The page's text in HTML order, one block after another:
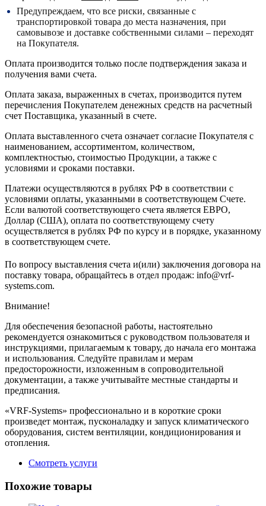
Предупреждаем, что все риски, связанные с
транспортировкой товара до места назначения, при
самовывозе и доставке собственными силами – переходят
на Покупателя.
Оплата производится только после подтверждения заказа и
получения вами счета.
Оплата заказа, выраженных в счетах, производится путем
перечисления Покупателем денежных средств на расчетный
счет Поставщика, указанный в счете.
Оплата выставленного счета означает согласие Покупателя с
наименованием, ассортиментом, количеством,
комплектностью, стоимостью Продукции, а также с
условиями и сроками поставки.
Платежи осуществляются в рублях РФ в соответствии с
условиями оплаты, указанными в соответствующем Счете.
Если валютой соответствующего счета является ЕВРО,
Доллар (США), оплата по соответствующему cчету
осуществляется в рублях РФ по курсу и в порядке, указанному
в соответствующем cчете.
По вопросу выставления счета и(или) заключения договора на
поставку товара, обращайтесь в отдел продаж: info@vrf-
systems.com.
Внимание!
Для обеспечения безопасной работы, настоятельно
рекомендуется ознакомиться с руководством пользователя и
инструкциями, прилагаемым к товару, до начала его монтажа
и использования. Следуйте правилам и мерам
предосторожности, изложенным в сопроводительной
документации, а также учитывайте местные стандарты и
предписания.
«VRF-Systems» профессионально и в короткие сроки
произведет монтаж, пусконаладку и запуск климатического
оборудования, систем вентиляции, кондиционирования и
отопления.
Смотреть услуги
Похожие товары